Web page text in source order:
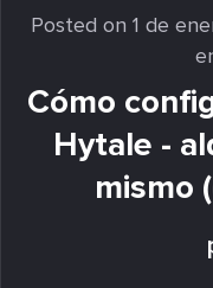
Posted on 1 de
Cómo
Hytale -
mismo